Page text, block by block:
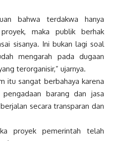
bahwa terdakwa hanya
maka publik berhak
sisanya. Ini bukan lagi soal
mengarah pada dugaan
terorganisir,” ujarnya.
itu sangat berbahaya karena
barang dan jasa
secara transparan dan
proyek pemerintah telah